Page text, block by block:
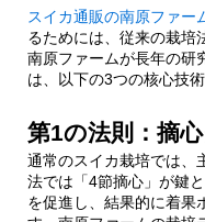
1.2.1.プラ
1.3.第3の法
1.3.1.着果
2.実践者の声
スイカ通販の南原ファー
るためには、従来の栽培
南原ファームが長年の研
は、以下の3つの核心技
第1の法則：摘
通常のスイカ栽培では、
法では「4節摘心」が鍵
を促進し、結果的に着果